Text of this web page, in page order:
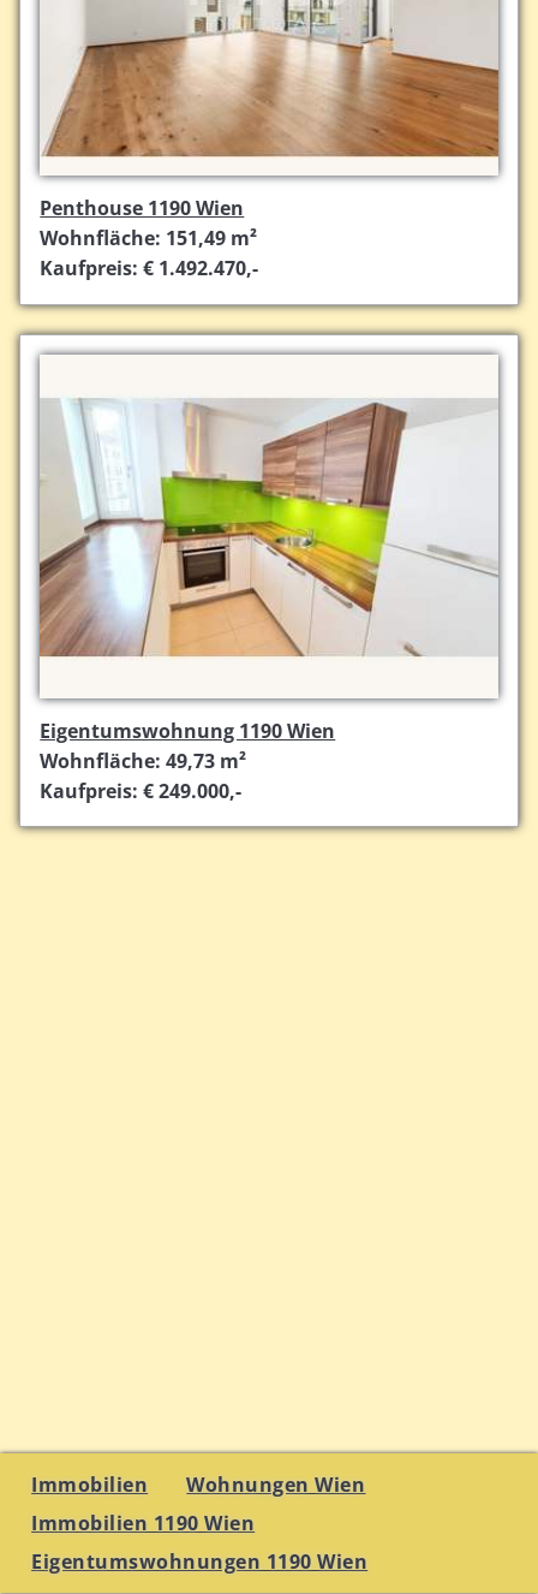
Penthouse 1190 Wien
Wohnfläche: 151,49 m²
Kaufpreis: € 1.492.470,-
Eigentumswohnung 1190 Wien
Wohnfläche: 49,73 m²
Kaufpreis: € 249.000,-
Immobilien
Wohnungen Wien
Immobilien 1190 Wien
Eigentumswohnungen 1190 Wien